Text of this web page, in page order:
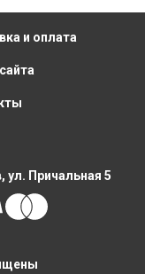
и оплата
ул. Причальная 5